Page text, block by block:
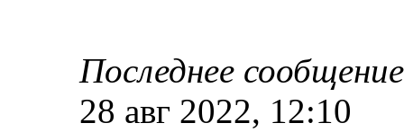
Последнее
28 авг 2022, 12:10